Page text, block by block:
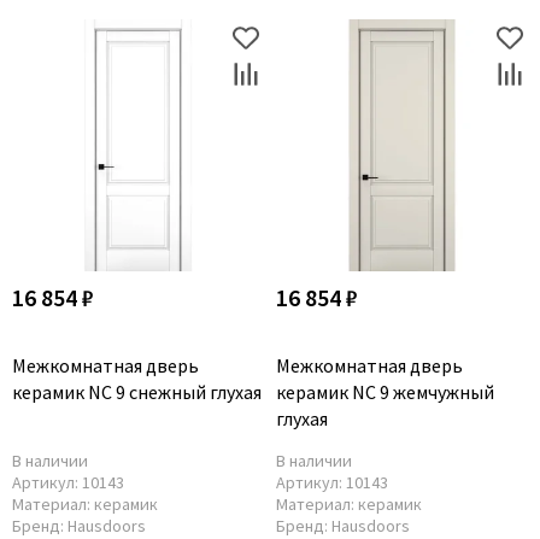
16 854 ₽
Межкомнатная дверь
керамик NC 9 снежный глухая
В наличии
Артикул: 10143
Материал: керамик
Бренд: Hausdoors
16 854 ₽
Межкомнатная дверь
керамик NC 9 жемчужный
глухая
В наличии
Артикул: 10143
Материал: керамик
Бренд: Hausdoors